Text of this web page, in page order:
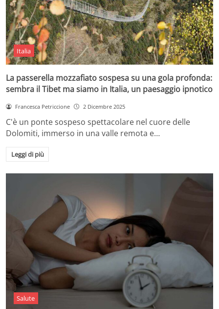
Italia
La passerella mozzafiato sospesa su una gola profonda:
sembra il Tibet ma siamo in Italia, un paesaggio ipnotico
Francesca Petriccione 2 Dicembre 2025
C'è un ponte sospeso spettacolare nel cuore delle
Dolomiti, immerso in una valle remota e…
Leggi di più
Salute